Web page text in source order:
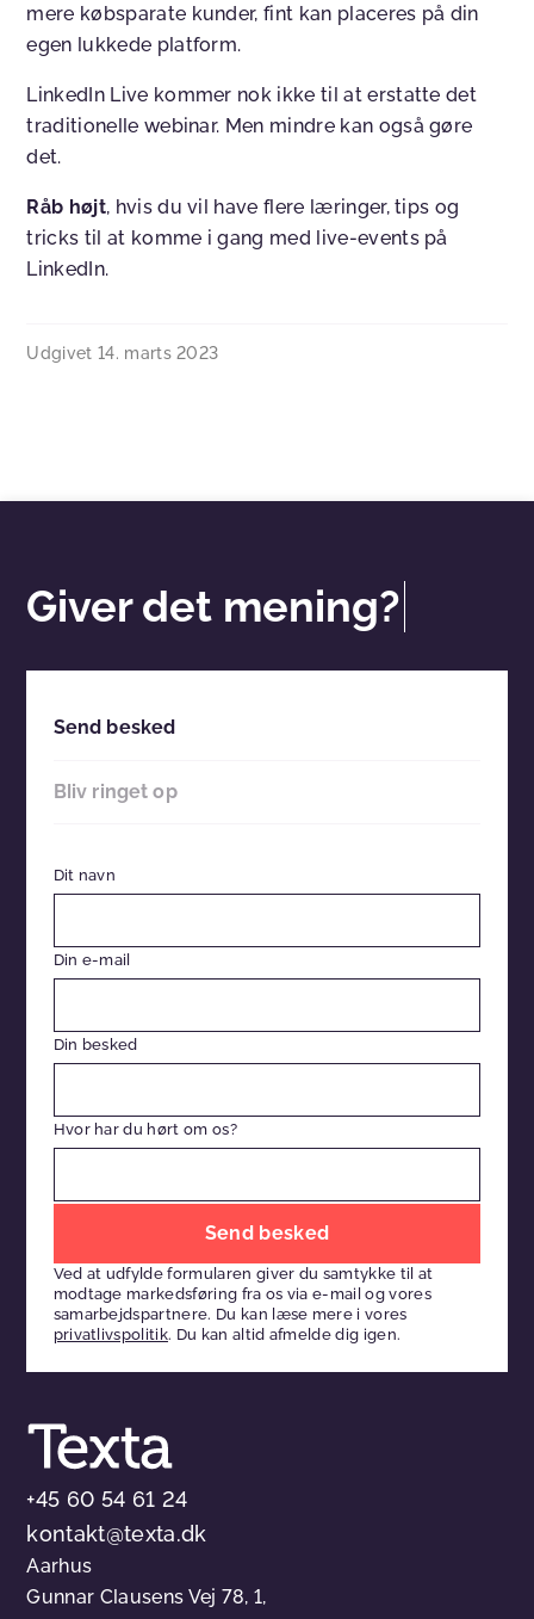
mere købsparate kunder, fint kan placeres på din
egen lukkede platform.
LinkedIn Live kommer nok ikke til at erstatte det
traditionelle webinar. Men mindre kan også gøre
det.
Råb højt, hvis du vil have flere læringer, tips og
tricks til at komme i gang med live-events på
LinkedIn.
Udgivet 14. marts 2023
Giver det mening?
Send besked
Bliv ringet op
Dit navn
Din e-mail
Din besked
Hvor har du hørt om os?
dette
felt
tomt
Ved at udfylde formularen giver du samtykke til at
modtage markedsføring fra os via e-mail og vores
samarbejdspartnere. Du kan læse mere i vores
privatlivspolitik. Du kan altid afmelde dig igen.
+45 60 54 61 24
kontakt@texta.dk
Aarhus
Gunnar Clausens Vej 78, 1,